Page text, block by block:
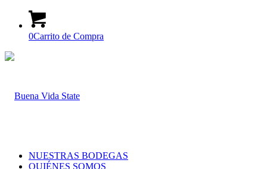
0Carrito de Compra
NUESTRAS BODEGAS
QUIÉNES SOMOS